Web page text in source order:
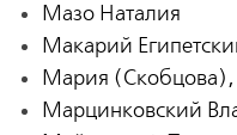
Мазо Наталия
Макарий
Мария (Скобцова),
Марцинковский